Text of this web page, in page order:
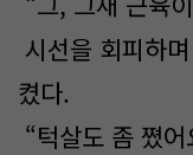
시선을 회피하
켰다.
“턱살도 좀 쪘어